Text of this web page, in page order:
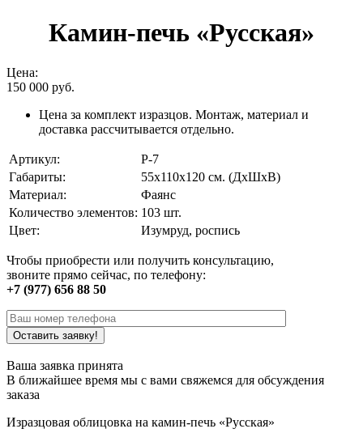
Камин-печь «Русская»
Цена:
150 000 руб.
Цена за комплект изразцов. Монтаж, материал и
доставка рассчитывается отдельно.
Артикул:
Р-7
Габариты:
55х110х120 см. (ДхШхВ)
Материал:
Фаянс
Количество элементов: 103 шт.
Цвет:
Изумруд, роспись
Чтобы приобрести или получить консультацию,
звоните прямо сейчас, по телефону:
+7 (977) 656 88 50
Ваша заявка принята
В ближайшее время мы с вами свяжемся для обсуждения
заказа
Изразцовая облицовка на камин-печь «Русская»